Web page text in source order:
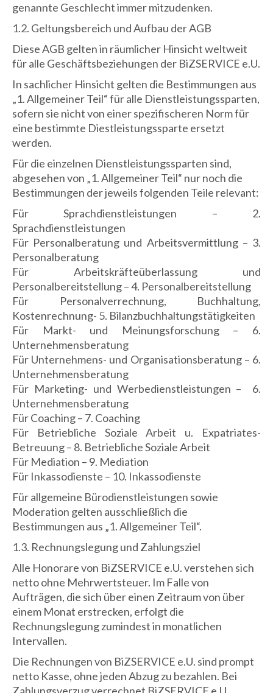
genannte Geschlecht immer mitzudenken.
1.2. Geltungsbereich und Aufbau der AGB
Diese AGB gelten in räumlicher Hinsicht weltweit
für alle Geschäftsbeziehungen der BiZSERVICE e.U.
In sachlicher Hinsicht gelten die Bestimmungen aus
„1. Allgemeiner Teil“ für alle Dienstleistungssparten,
sofern sie nicht von einer spezifischeren Norm für
eine bestimmte Diestleistungssparte ersetzt
werden.
Für die einzelnen Dienstleistungssparten sind,
abgesehen von „1. Allgemeiner Teil“ nur noch die
Bestimmungen der jeweils folgenden Teile relevant:
Für Sprachdienstleistungen – 2.
Sprachdienstleistungen
Für Personalberatung und Arbeitsvermittlung – 3.
Personalberatung
Für Arbeitskräfteüberlassung und
Personalbereitstellung – 4. Personalbereitstellung
Für Personalverrechnung, Buchhaltung,
Kostenrechnung- 5. Bilanzbuchhaltungstätigkeiten
Für Markt- und Meinungsforschung – 6.
Unternehmensberatung
Für Unternehmens- und Organisationsberatung – 6.
Unternehmensberatung
Für Marketing- und Werbedienstleistungen – 6.
Unternehmensberatung
Für Coaching – 7. Coaching
Für Betriebliche Soziale Arbeit u. Expatriates-
Betreuung – 8. Betriebliche Soziale Arbeit
Für Mediation – 9. Mediation
Für Inkassodienste – 10. Inkassodienste
Für allgemeine Bürodienstleistungen sowie
Moderation gelten ausschließlich die
Bestimmungen aus „1. Allgemeiner Teil“.
1.3. Rechnungslegung und Zahlungsziel
Alle Honorare von BiZSERVICE e.U. verstehen sich
netto ohne Mehrwertsteuer. Im Falle von
Aufträgen, die sich über einen Zeitraum von über
einem Monat erstrecken, erfolgt die
Rechnungslegung zumindest in monatlichen
Intervallen.
Die Rechnungen von BiZSERVICE e.U. sind prompt
netto Kasse, ohne jeden Abzug zu bezahlen. Bei